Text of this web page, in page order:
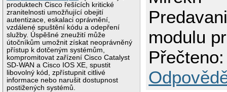
produktech Cisco řešících kritické
zranitelnosti umožňující obejití
autentizace, eskalaci oprávnění,
vzdálené spuštění kódu a odepření
služby. Úspěšné zneužití může
útočníkům umožnit získat neoprávněný
přístup k dotčeným systémům,
kompromitovat zařízení Cisco Catalyst
SD-WAN a Cisco IOS XE, spustit
libovolný kód, zpřístupnit citlivé
informace nebo narušit dostupnost
postižených systémů.
modulu